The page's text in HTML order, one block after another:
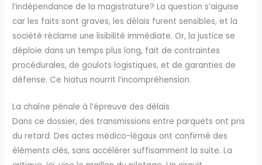
l’indépendance de la magistrature? La question s’aiguise
car les faits sont graves, les délais furent sensibles, et la
société réclame une lisibilité immédiate. Or, la justice se
déploie dans un temps plus long, fait de contraintes
procédurales, de goulots logistiques, et de garanties de
défense. Ce hiatus nourrit l’incompréhension.
La chaîne pénale à l’épreuve des délais
Dans ce dossier, des transmissions entre parquets ont pris
du retard. Des actes médico-légaux ont confirmé des
éléments clés, sans accélérer suffisamment la suite. La